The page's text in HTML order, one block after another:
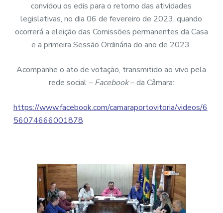
convidou os edis para o retorno das atividades
legislativas, no dia 06 de fevereiro de 2023, quando
ocorrerá a eleição das Comissões permanentes da Casa
e a primeira Sessão Ordinária do ano de 2023.
Acompanhe o ato de votação, transmitido ao vivo pela
rede social – Facebook– da Câmara:
https://www.facebook.com/camaraportovitoria/videos/6
56074666001878